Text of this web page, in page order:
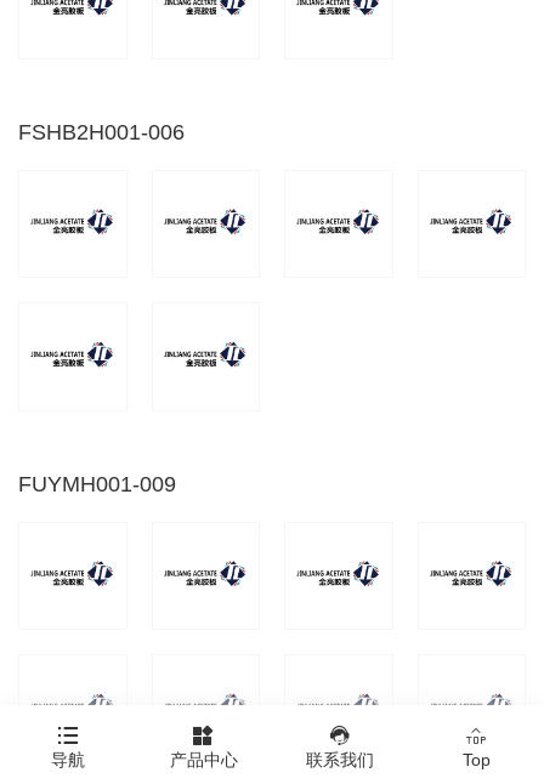
FSHB2H001-006
FUYMH001-009

导航

产品中心

联系我们

Top